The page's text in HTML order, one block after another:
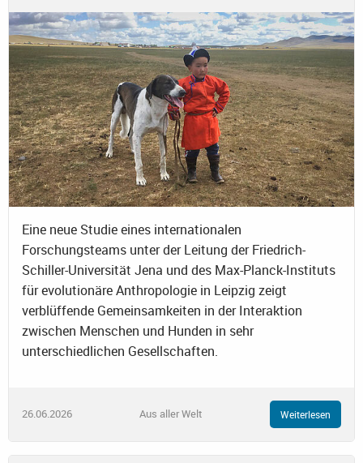
Eine neue Studie eines internationalen
Forschungsteams unter der Leitung der Friedrich-
Schiller-Universität Jena und des Max-Planck-Instituts
für evolutionäre Anthropologie in Leipzig zeigt
verblüffende Gemeinsamkeiten in der Interaktion
zwischen Menschen und Hunden in sehr
unterschiedlichen Gesellschaften.
26.06.2026 Aus aller Welt Weiterlesen